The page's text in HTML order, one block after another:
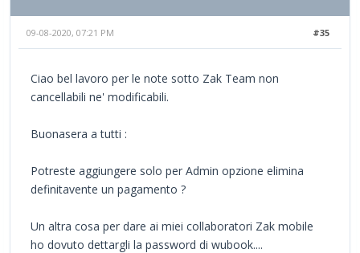
#35
09-08-2020, 07:21 PM
Ciao bel lavoro per le note sotto Zak Team non
cancellabili ne' modificabili.
Buonasera a tutti :
Potreste aggiungere solo per Admin opzione elimina
definitavente un pagamento ?
Un altra cosa per dare ai miei collaboratori Zak mobile
ho dovuto dettargli la password di wubook....